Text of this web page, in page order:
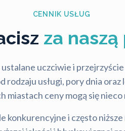
CENNIK USŁUG
za
ustalane uczciwie i
rodzaju usługi, pory dnia
miastach ceny mogą się nieco
konkurencyjne i często